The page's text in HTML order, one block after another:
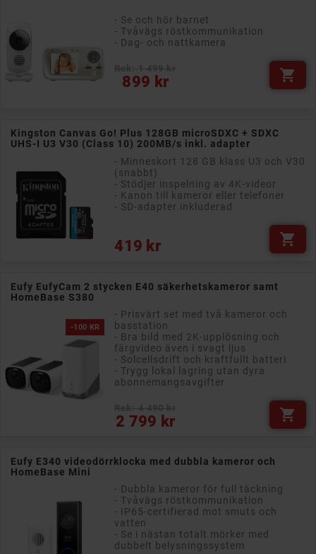
- Se och hör barnet
- Tvåvägs röstkommunikation
- Dag- och nattkamera
899 kr
Pris 
Kingston Canvas Go! Plus 128GB microSDXC + SDXC
UHS-I U3 V30 (Class 10) 200MB/s inkl. adapter
- Minneskort 128 GB klass U3 och V30
(snabbt)
- Stödjer inspelning av 4K-videor
- Kanon till kameror eller telefoner
- SD-adapter inkluderad
419 kr
Pris 
Eufy EufyCam 2 stycken E40 säkerhetskameror samt
HomeBase S380
-100 KR
- Prisvärt set med två kameror och
basstation
- Bra bild med 2K-upplösning och
färgvideo även i svagt ljus
- Solcellsdrift och kraftfullt batteri
- Trygg lokal lagring utan dyra
abonnemangsavgifter
2 799 kr
Vanligt pris
Pris 
Eufy E340 videodörrklocka med dubbla kameror och
HomeBase Mini
- Dubbla kameror för full täckning
- Tvåvägs röstkommunikation
- IP65-certifierad mot smuts och
vatten
- Se i nästan totalt mörker med
dubbelt belysningssystem